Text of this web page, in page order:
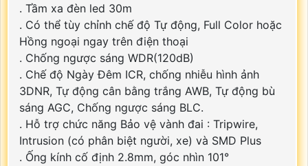
. Tầm xa đèn led 30m
. Có thể tùy chỉnh chế độ Tự động, Full Color hoặc
Hồng ngoại ngay trên điện thoại
. Chống ngược sáng WDR(120dB)
. Chế độ Ngày Đêm ICR, chống nhiễu hình ảnh
3DNR, Tự động cân bằng trắng AWB, Tự động bù
sáng AGC, Chống ngược sáng BLC.
. Hỗ trợ chức năng Bảo vệ vành đai : Tripwire,
Intrusion (có phân biệt người, xe) và SMD Plus
. Ống kính cố định 2.8mm, góc nhìn 101°